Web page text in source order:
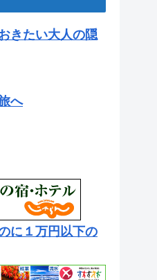
きたい大人の隠
へ
に１万円以下の